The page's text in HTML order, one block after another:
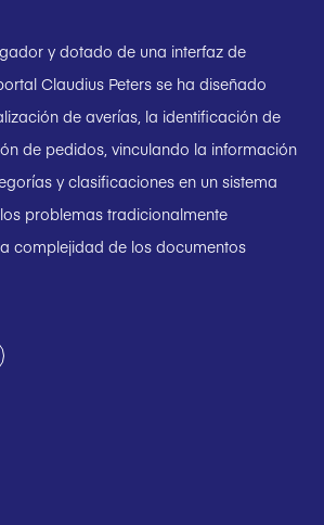
y dotado de una interfaz de
Claudius Peters se ha diseñado
de averías, la identificación de
de pedidos, vinculando la información
y clasificaciones en un sistema
problemas tradicionalmente
complejidad de los documentos